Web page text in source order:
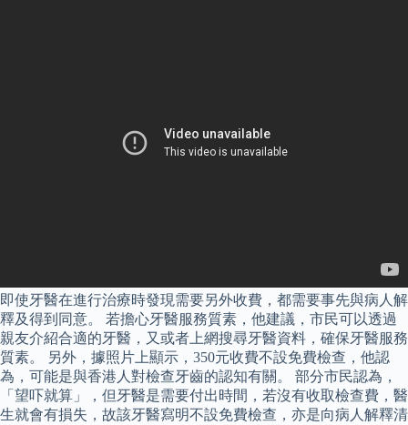
即使牙醫在進行治療時發現需要另外收費，都需要事先與病人解
釋及得到同意。 若擔心牙醫服務質素，他建議，市民可以透過
親友介紹合適的牙醫，又或者上網搜尋牙醫資料，確保牙醫服務
質素。 另外，據照片上顯示，350元收費不設免費檢查，他認
為，可能是與香港人對檢查牙齒的認知有關。 部分市民認為，
「望吓就算」，但牙醫是需要付出時間，若沒有收取檢查費，醫
生就會有損失，故該牙醫寫明不設免費檢查，亦是向病人解釋清